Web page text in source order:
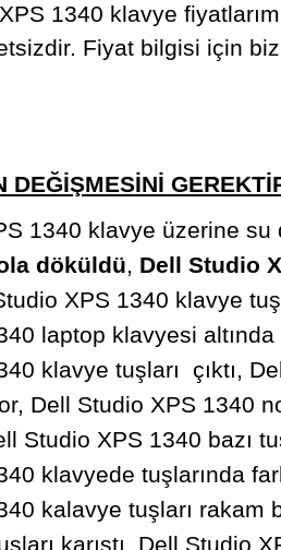
1340 klavye
Fiyat bilgisi için
DEĞİŞMESİNİ
1340 klavye üzerine
döküldü, Dell Studio
XPS 1340 klavye
laptop klavyesi altında
klavye tuşları çıktı,
Dell Studio XPS 1340
Studio XPS 1340 bazı
klavyede tuşlarında
kalavye tuşları rakam
karıştı, Dell Studio